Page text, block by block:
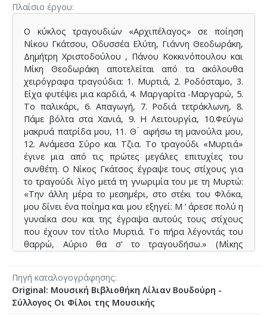
Πλαίσιο έργου
Ο κύκλος τραγουδιών «Αρχιπέλαγος» σε ποίηση
Νίκου Γκάτσου, Οδυσσέα Ελύτη, Γιάννη Θεοδωράκη,
Δημήτρη Χριστοδούλου , Πάνου Κοκκινόπουλου και
Μίκη Θεοδωράκη αποτελείται από τα ακόλουθα
χειρόγραφα τραγούδια: 1. Μυρτιά, 2. Ροδόσταμο, 3.
Είχα φυτέψει μια καρδιά, 4. Μαργαρίτα -Μαργαρώ, 5.
Το παλικάρι, 6. Απαγωγή, 7. Ροδιά τετράκλωνη, 8.
Πάμε βόλτα στα Χανιά, 9. Η Λειτουργία, 10.Φεύγω
μακρυά πατρίδα μου, 11. Θ ́ αφήσω τη μανούλα μου,
12. Ανάμεσα Σύρο και Τζια. Το τραγούδι «Μυρτιά»
έγινε μια από τις πρώτες μεγάλες επιτυχίες του
συνθέτη. Ο Νίκος Γκάτσος έγραψε τους στίχους για
το τραγούδι λίγο μετά τη γνωριμία του με τη Μυρτώ:
«Την άλλη μέρα το μεσημέρι, στο στέκι του Φλόκα,
μου δίνει ένα ποίημα και μου εξηγεί: Μ ’ άρεσε πολύ η
γυναίκα σου και της έγραψα αυτούς τους στίχους
που έχουν τον τίτλο Μυρτιά. Το πήρα λέγοντάς του
θαρρώ, Αύριο θα σ' το τραγουδήσω.» (Μίκης
⟶mikis.melodisseia.gr
Πηγή καταλογογράφησης
Original: Μουσική Βιβλιοθήκη Λίλιαν Βουδούρη -
Σύλλογος Οι Φίλοι της Μουσικής